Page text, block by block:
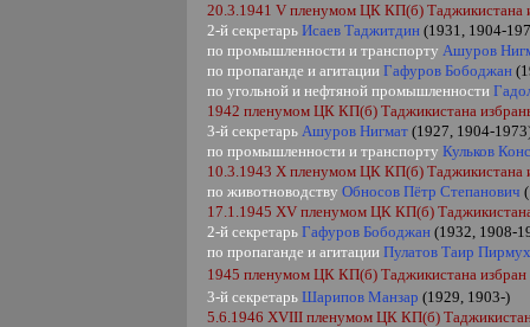
20.3.1941V пленумом ЦК КП(б) Таджикистана
2-й секретарь Исаев Таджитдин (1931, 1904-
по промышленности и транспорту Ашуров
по пропаганде и агитации Гафуров Бободжан
по угольной и нефтяной промышленности
1942 пленумом ЦК КП(б) Таджикистана
3-й секретарь Ашуров Нигмат (1927, 1904-
по промышленности и транспорту Кульков
10.3.1943X пленумом ЦК КП(б) Таджикистана
по животноводству Обносов Пётр Степанович
17.1.1945XV пленумом ЦК КП(б)
2-й секретарь Гафуров Бободжан (1932, 1908-
по пропаганде и агитации Пулатов Таир
1945 пленумом ЦК КП(б) Таджикистана избран
3-й секретарь Шарипов Манзар (1929, 1903-)
5.6.1946XVIII пленумом ЦК КП(б)